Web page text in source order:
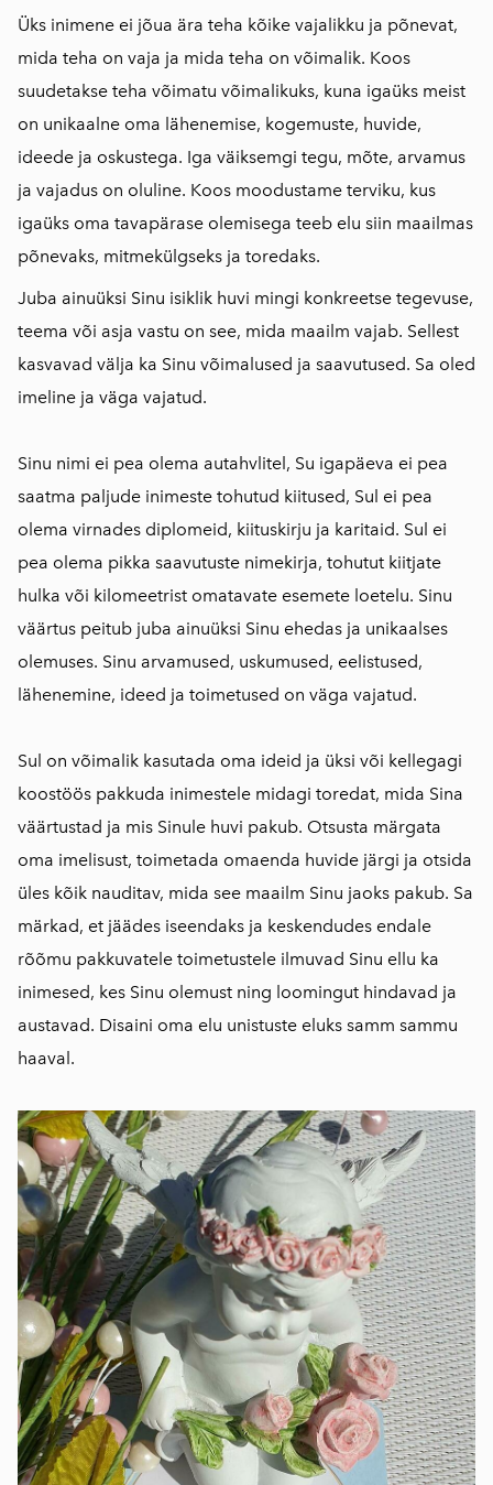
Üks inimene ei jõua ära teha kõike vajalikku ja põnevat,
mida teha on vaja ja mida teha on võimalik. Koos
suudetakse teha võimatu võimalikuks, kuna igaüks meist
on unikaalne oma lähenemise, kogemuste, huvide,
ideede ja oskustega. Iga väiksemgi tegu, mõte, arvamus
ja vajadus on oluline. Koos moodustame terviku, kus
igaüks oma tavapärase olemisega teeb elu siin maailmas
põnevaks, mitmekülgseks ja toredaks.
Juba ainuüksi Sinu isiklik huvi mingi konkreetse tegevuse,
teema või asja vastu on see, mida maailm vajab. Sellest
kasvavad välja ka Sinu võimalused ja saavutused. Sa oled
imeline ja väga vajatud.
Sinu nimi ei pea olema autahvlitel, Su igapäeva ei pea
saatma paljude inimeste tohutud kiitused, Sul ei pea
olema virnades diplomeid, kiituskirju ja karitaid. Sul ei
pea olema pikka saavutuste nimekirja, tohutut kiitjate
hulka või kilomeetrist omatavate esemete loetelu. Sinu
väärtus peitub juba ainuüksi Sinu ehedas ja unikaalses
olemuses. Sinu arvamused, uskumused, eelistused,
lähenemine, ideed ja toimetused on väga vajatud.
Sul on võimalik kasutada oma ideid ja üksi või kellegagi
koostöös pakkuda inimestele midagi toredat, mida Sina
väärtustad ja mis Sinule huvi pakub. Otsusta märgata
oma imelisust, toimetada omaenda huvide järgi ja otsida
üles kõik nauditav, mida see maailm Sinu jaoks pakub. Sa
märkad, et jäädes iseendaks ja keskendudes endale
rõõmu pakkuvatele toimetustele ilmuvad Sinu ellu ka
inimesed, kes Sinu olemust ning loomingut hindavad ja
austavad. Disaini oma elu unistuste eluks samm sammu
haaval.